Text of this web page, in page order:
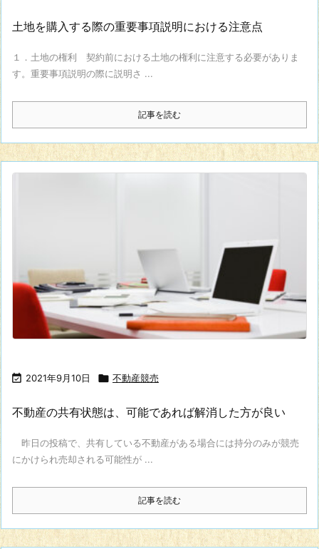
土地を購入する際の重要事項説明における注意点
１．土地の権利 契約前における土地の権利に注意する必要がありま
す。重要事項説明の際に説明さ ...
記事を読む
 2021年9月10日  不動産競売
不動産の共有状態は、可能であれば解消した方が良い
昨日の投稿で、共有している不動産がある場合には持分のみが競売
にかけられ売却される可能性が ...
記事を読む